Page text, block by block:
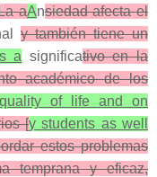
aAnsiedad afecta el
y también tiene un
a significativo en la
académico de los
of life and on
[y students as well
estos problemas
temprana y eficaz,